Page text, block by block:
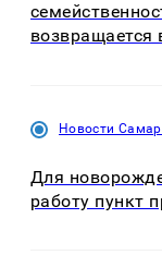
Новости
Для
работу пункт